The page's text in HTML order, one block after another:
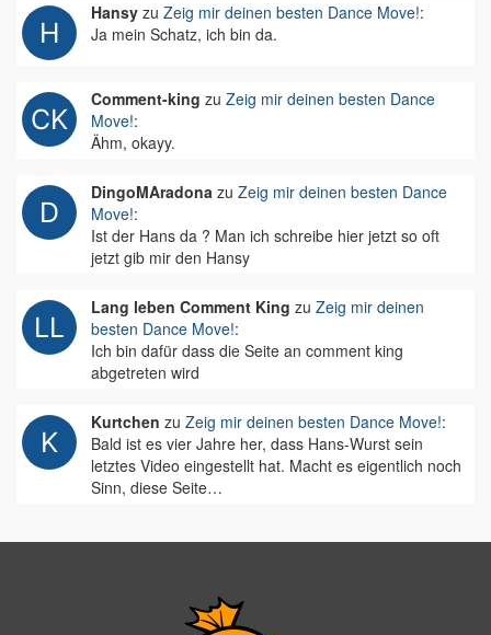
Hansy zu Zeig mir deinen besten Dance Move!:
Ja mein Schatz, ich bin da.
Comment-king zu Zeig mir deinen besten Dance
Move!:
Ähm, okayy.
DingoMAradona zu Zeig mir deinen besten Dance
Move!:
Ist der Hans da ? Man ich schreibe hier jetzt so oft
jetzt gib mir den Hansy
Lang leben Comment King zu Zeig mir deinen
besten Dance Move!:
Ich bin dafür dass die Seite an comment king
abgetreten wird
Kurtchen zu Zeig mir deinen besten Dance Move!:
Bald ist es vier Jahre her, dass Hans-Wurst sein
letztes Video eingestellt hat. Macht es eigentlich noch
Sinn, diese Seite…